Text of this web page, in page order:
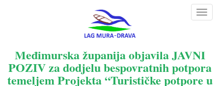
Međimurska županija objavila JAVNI
POZIV za dodjelu bespovratnih potpora
temeljem Projekta “Turističke potpore u